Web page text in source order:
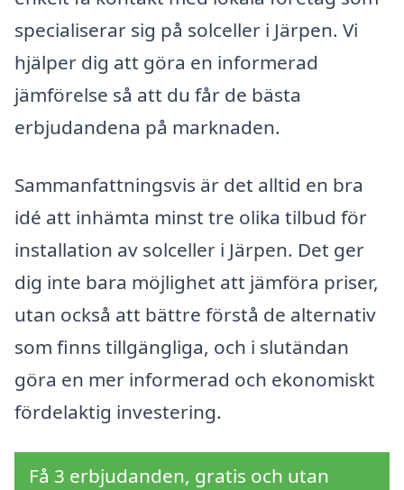
specialiserar sig på solceller i Järpen. Vi
hjälper dig att göra en informerad
jämförelse så att du får de bästa
erbjudandena på marknaden.
Sammanfattningsvis är det alltid en bra
idé att inhämta minst tre olika tilbud för
installation av solceller i Järpen. Det ger
dig inte bara möjlighet att jämföra priser,
utan också att bättre förstå de alternativ
som finns tillgängliga, och i slutändan
göra en mer informerad och ekonomiskt
fördelaktig investering.
Få 3 erbjudanden, gratis och utan